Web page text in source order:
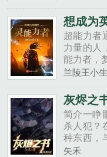
与民间故
想成为
超能力者
力量的人
能力者，
幽幽白书
新书美剧
兰陵王小生
灰烬之
简介一睁
杀人犯？
种东西，
或者力量
矢禾